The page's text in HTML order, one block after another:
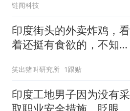
钱支付车费，然后溜走，
留下司机愣在当场
链闻科技
印度街头的外卖炸鸡，看
着还挺有食欲的，不知味
笑出猪叫研究所 1跟贴
印度工地男子因为没有采